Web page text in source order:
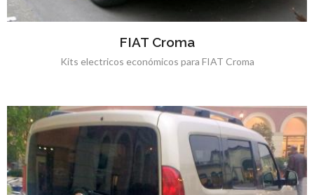
FIAT Croma
Kits electricos económicos para FIAT Croma